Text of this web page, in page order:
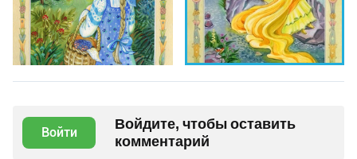
Войти
Войдите, чтобы оставить
комментарий